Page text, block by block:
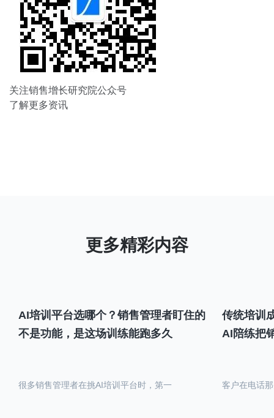
关注销售增长研究院公众号
了解更多资讯
AI培训平台选哪个？销售管理者盯住的
不是功能，是这场训练能跑多久
很多销售管理者在挑AI培训平台时，第一
传统培训
AI陪练把
客户在电话